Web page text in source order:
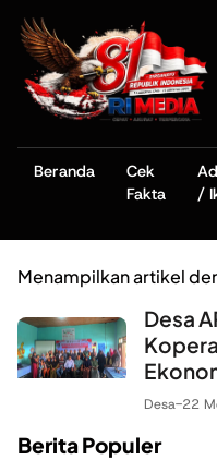
Beranda
Cek
Fakta
/
Menampilkan artikel
Desa
Desa-22
Berita Populer